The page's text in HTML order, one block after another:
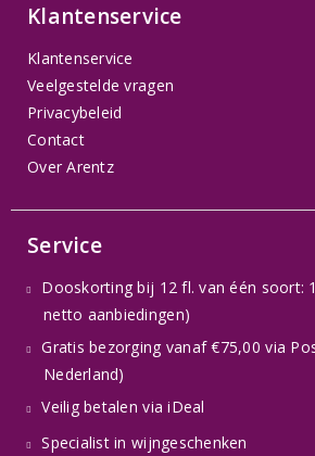
Klantenservice
Klantenservice
Veelgestelde vragen
Privacybeleid
Contact
Over Arentz
Service
Dooskorting bij 12 fl. van één soort:
netto aanbiedingen)
Gratis bezorging vanaf €75,00 via
Nederland)
Veilig betalen via iDeal
Specialist in wijngeschenken